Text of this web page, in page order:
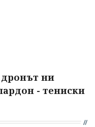
ни
- тениски